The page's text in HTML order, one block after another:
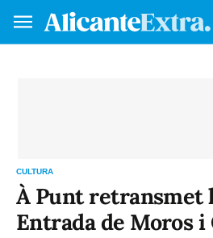
CULTURA
À Punt retransmet
Entrada de Moros